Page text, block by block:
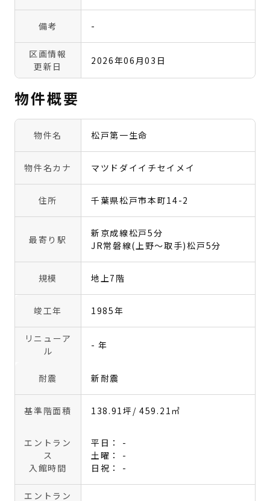
備考 -
区画情報
更新日
2026年06月03日
物件概要
物件名 松戸第一生命
物件名カナ マツドダイイチセイメイ
住所 千葉県松戸市本町14-2
最寄り駅
新京成線松戸5分
JR常磐線(上野～取手)松戸5分
規模 地上7階
竣工年 1985年
リニューア
ル
- 年
耐震 新耐震
基準階面積 138.91坪 / 459.21㎡
エントラン
ス
入館時間
平日： -
土曜： -
日祝： -
エントラン